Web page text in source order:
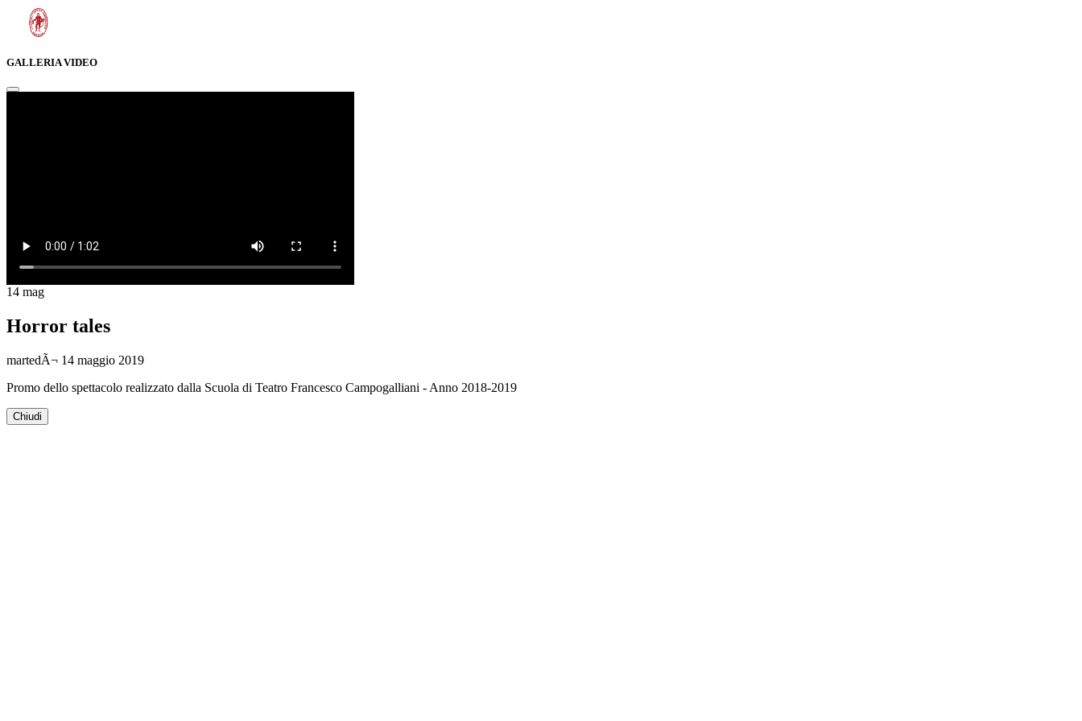
GALLERIA VIDEO
14 mag
Horror tales
martedÃ¬ 14 maggio 2019
Promo dello spettacolo realizzato dalla Scuola di Teatro Francesco Campogalliani - Anno 2018-2019
Chiudi